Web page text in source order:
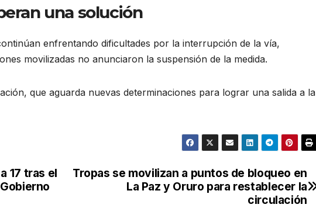
una solución
enfrentando dificultades por la interrupción de la vía,
movilizadas no anunciaron la suspensión de la medida.
que aguarda nuevas determinaciones para lograr una salida a la
Tropas se movilizan a puntos de bloqueo en
La Paz y Oruro para restablecer la
circulación
17 tras el